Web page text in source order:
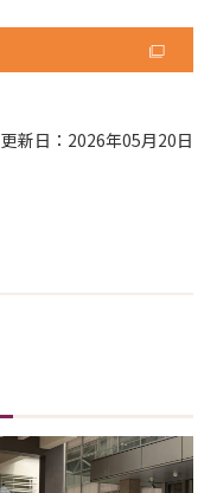
更新日：2026年05月20日